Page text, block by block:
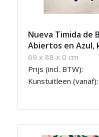
Nueva Timida de
Abiertos en Azul,
69 x 88 x 0 cm
Prijs (incl. BTW):
Kunstuitleen (vanaf):